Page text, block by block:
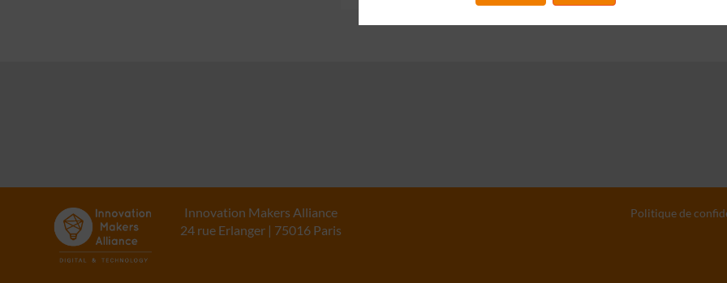
Innovation Makers Alliance
24 rue Erlanger | 75016 Paris
Politique de